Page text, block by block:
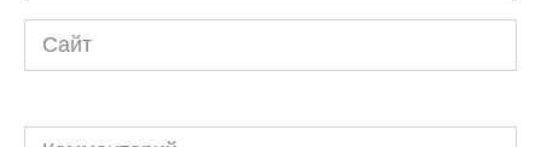
Сайт
Комментарий